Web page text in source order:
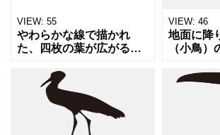
VIEW: 55
やわらかな線で描かれ
た、四枚の葉が広がる植
るく爽やかな色合いが、
自然のやさしさや穏やか
な空気感を感じさせま
す。手描き風の素朴なタ
ッチが親し
VIEW: 46
地面に降
（小鳥）
園、春の
身近な野
にしたデ
ます。シ